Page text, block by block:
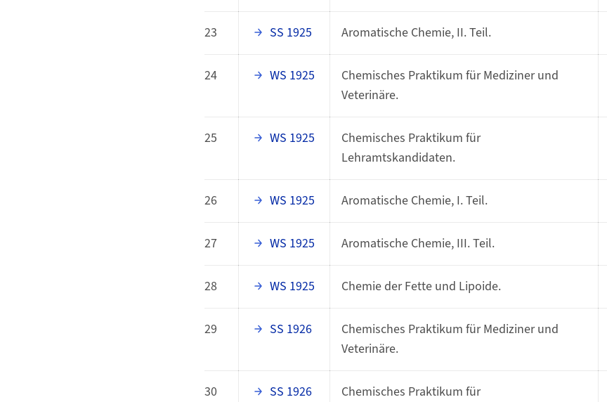
23 SS 1925 Aromatische Chemie, II. Teil.
24 WS 1925
Chemisches Praktikum für Mediziner und
Veterinäre.
25 WS 1925
Chemisches Praktikum für
Lehramtskandidaten.
26 WS 1925 Aromatische Chemie, I. Teil.
27 WS 1925 Aromatische Chemie, III. Teil.
28 WS 1925 Chemie der Fette und Lipoide.
29 SS 1926
Chemisches Praktikum für Mediziner und
Veterinäre.
30 SS 1926
Chemisches Praktikum für